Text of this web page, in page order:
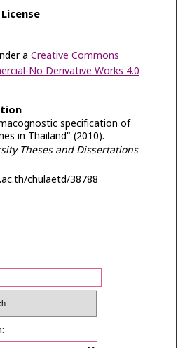
a Creative Commons
No Derivative Works 4.0
specification of
in Thailand" (2010).
Theses and Dissertations
chulaetd/38788